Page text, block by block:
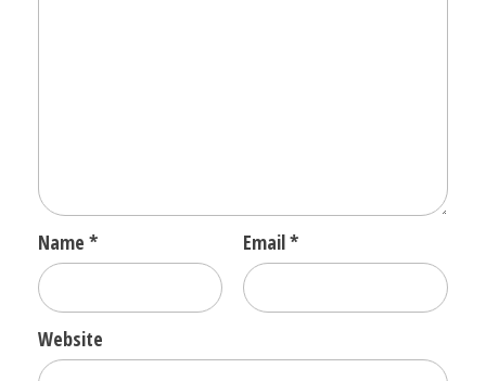
Name * Email*
Website